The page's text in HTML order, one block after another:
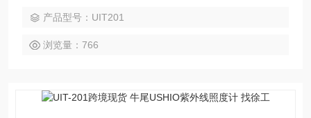
化、清洁和灭菌系统。
产品型号：UIT201
浏览量：766